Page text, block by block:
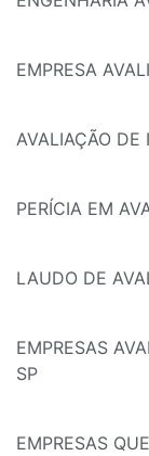
EMPRESA
AVALIAÇÃO DE
PERÍCIA EM
LAUDO DE
EMPRESAS
SP
EMPRESAS